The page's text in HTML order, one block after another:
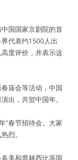
国国家京剧院的首
代表约1500人出
度评价，并表示这
庙会等活动，中国
出，共贺中国年。
”春节招待会。大家
烈。
美和普林西比等国